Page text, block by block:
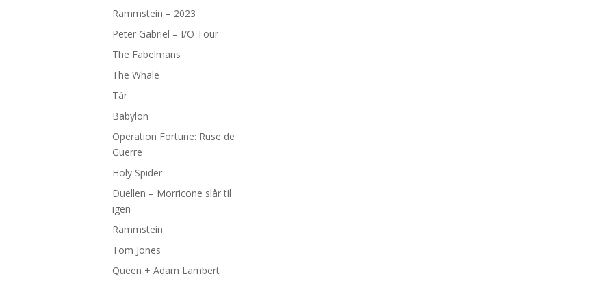
Rammstein – 2023
Peter Gabriel – I/O Tour
The Fabelmans
The Whale
Tár
Babylon
Operation Fortune: Ruse de
Guerre
Holy Spider
Duellen – Morricone slår til
igen
Rammstein
Tom Jones
Queen + Adam Lambert